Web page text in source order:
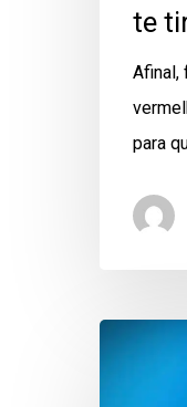
te
Afinal,
para